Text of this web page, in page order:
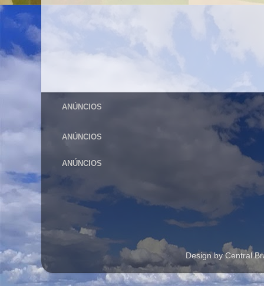
ANÚNCIOS
ANÚNCIOS
ANÚNCIOS
Design by Central